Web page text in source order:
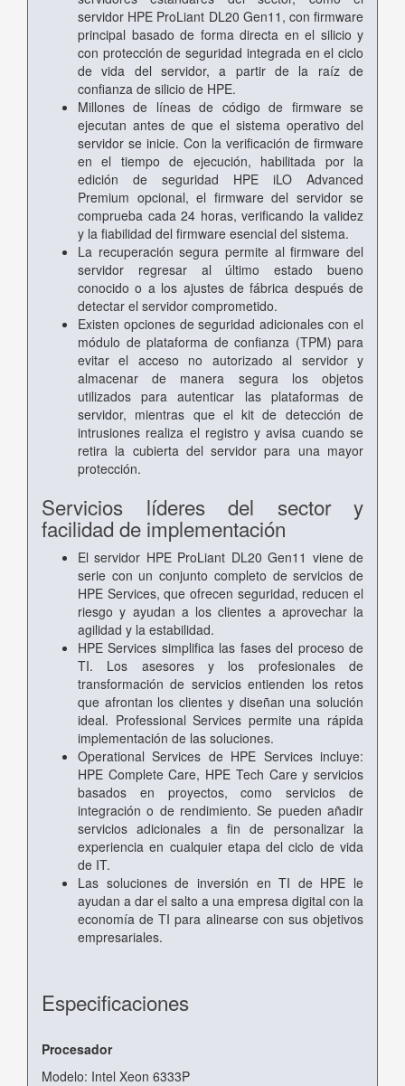
servidor HPE ProLiant DL20 Gen11, con firmware
principal basado de forma directa en el silicio y
con protección de seguridad integrada en el ciclo
de vida del servidor, a partir de la raíz de
confianza de silicio de HPE.
Millones de líneas de código de firmware se
ejecutan antes de que el sistema operativo del
servidor se inicie. Con la verificación de firmware
en el tiempo de ejecución, habilitada por la
edición de seguridad HPE iLO Advanced
Premium opcional, el firmware del servidor se
comprueba cada 24 horas, verificando la validez
y la fiabilidad del firmware esencial del sistema.
La recuperación segura permite al firmware del
servidor regresar al último estado bueno
conocido o a los ajustes de fábrica después de
detectar el servidor comprometido.
Existen opciones de seguridad adicionales con el
módulo de plataforma de confianza (TPM) para
evitar el acceso no autorizado al servidor y
almacenar de manera segura los objetos
utilizados para autenticar las plataformas de
servidor, mientras que el kit de detección de
intrusiones realiza el registro y avisa cuando se
retira la cubierta del servidor para una mayor
protección.
Servicios líderes del sector y
facilidad de implementación
El servidor HPE ProLiant DL20 Gen11 viene de
serie con un conjunto completo de servicios de
HPE Services, que ofrecen seguridad, reducen el
riesgo y ayudan a los clientes a aprovechar la
agilidad y la estabilidad.
HPE Services simplifica las fases del proceso de
TI. Los asesores y los profesionales de
transformación de servicios entienden los retos
que afrontan los clientes y diseñan una solución
ideal. Professional Services permite una rápida
implementación de las soluciones.
Operational Services de HPE Services incluye:
HPE Complete Care, HPE Tech Care y servicios
basados en proyectos, como servicios de
integración o de rendimiento. Se pueden añadir
servicios adicionales a fin de personalizar la
experiencia en cualquier etapa del ciclo de vida
de IT.
Las soluciones de inversión en TI de HPE le
ayudan a dar el salto a una empresa digital con la
economía de TI para alinearse con sus objetivos
empresariales.
Especificaciones
Procesador
Modelo: Intel Xeon 6333P